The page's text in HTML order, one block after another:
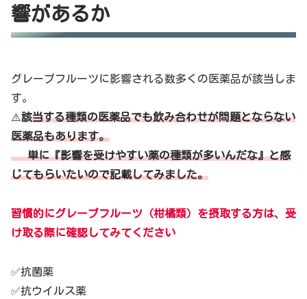
響があるか
グレープフルーツに影響される数多くの医薬品が該当しま
す。
⚠️該当する種類の医薬品でも飲み合わせが問題とならない
医薬品もあります。
単に『影響を受けやすい薬の種類が多いんだな』と感
じてもらいたいので記載してみました。
習慣的にグレープフルーツ（柑橘類）を摂取する方は、受
け取る際に確認してみてください
✅抗菌薬
✅抗ウイルス薬